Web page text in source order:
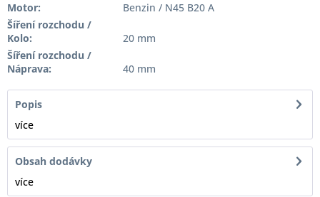
Motor:
Benzin / N45 B20 A
Šíření rozchodu /
Kolo:
20 mm
Šíření rozchodu /
Náprava:
40 mm
Popis
více
Obsah dodávky
více